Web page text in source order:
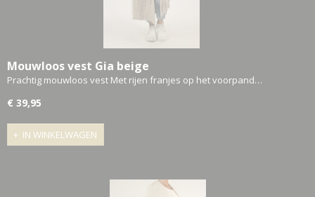
Mouwloos vest Gia beige
Prachtig mouwloos vest Met rijen franjes op het voorpand…
€ 39,95
IN WINKELWAGEN